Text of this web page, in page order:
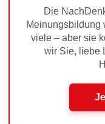
Die
Meinungsbildung
viele – aber sie
wir Sie, liebe